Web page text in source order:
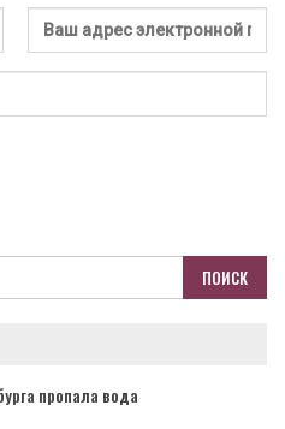
пропала вода